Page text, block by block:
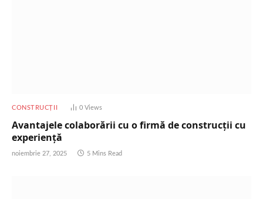
CONSTRUCȚII 0Views
Avantajele colaborării cu o firmă de construcții cu
experiență
noiembrie 27, 2025 5 Mins Read